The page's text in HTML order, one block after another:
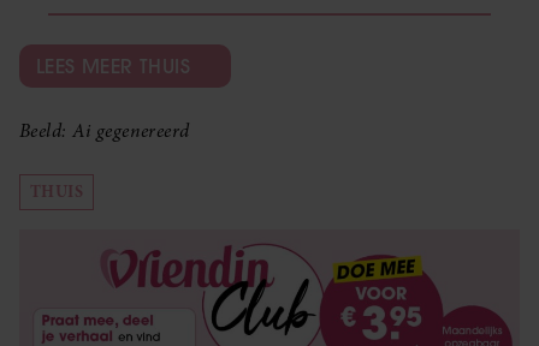
LEES MEER THUIS
Beeld: Ai gegenereerd
THUIS